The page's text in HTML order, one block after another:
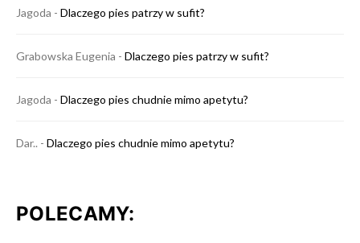
Jagoda - Dlaczego pies patrzy w sufit?
Grabowska Eugenia - Dlaczego pies patrzy w sufit?
Jagoda - Dlaczego pies chudnie mimo apetytu?
Dar.. - Dlaczego pies chudnie mimo apetytu?
POLECAMY: